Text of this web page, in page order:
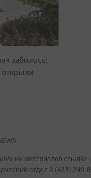
забилось:
материалов ссылка
отдел 8 (423) 249-